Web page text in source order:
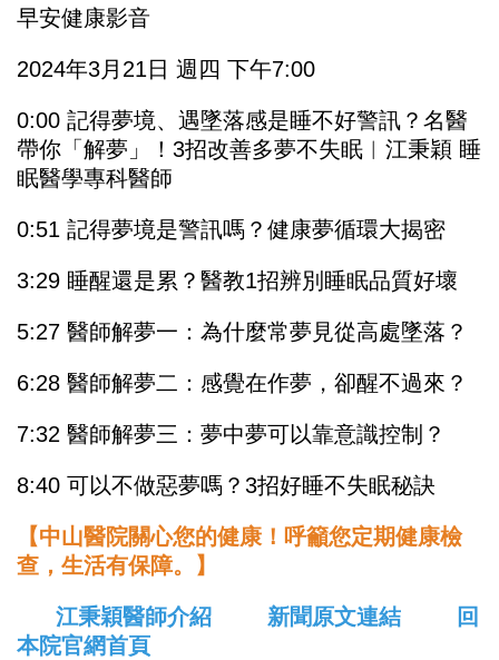
早安健康影音
2024年3月21日 週四 下午7:00
0:00 記得夢境、遇墜落感是睡不好警訊？名醫
帶你「解夢」！3招改善多夢不失眠︱江秉穎 睡
眠醫學專科醫師
0:51 記得夢境是警訊嗎？健康夢循環大揭密
3:29 睡醒還是累？醫教1招辨別睡眠品質好壞
5:27 醫師解夢一：為什麼常夢見從高處墜落？
6:28 醫師解夢二：感覺在作夢，卻醒不過來？
7:32 醫師解夢三：夢中夢可以靠意識控制？
8:40 可以不做惡夢嗎？3招好睡不失眠秘訣
【中山醫院關心您的健康！呼籲您定期健康檢
查，生活有保障。】
江秉穎醫師介紹
新聞原文連結
回
本院官網首頁